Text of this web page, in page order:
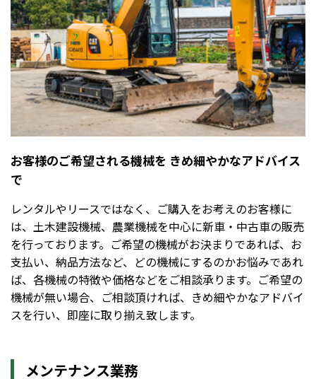
お客様のご希望される機械を きめ細やかなアドバイス
で
レンタルやリースではなく、ご購入をお考えのお客様に
は、土木建設機械、農業機械を中心に新車・中古車の販売
を行っております。ご希望の機械がお決まりであれば、お
支払い、納品方法など、どの機械にするのかお悩みであれ
ば、各機械の特徴や価格などをご相談承ります。ご希望の
機械が無い場合、ご相談頂ければ、きめ細やかなアドバイ
スを行い、即座に取り揃え致します。
メンテナンス業務